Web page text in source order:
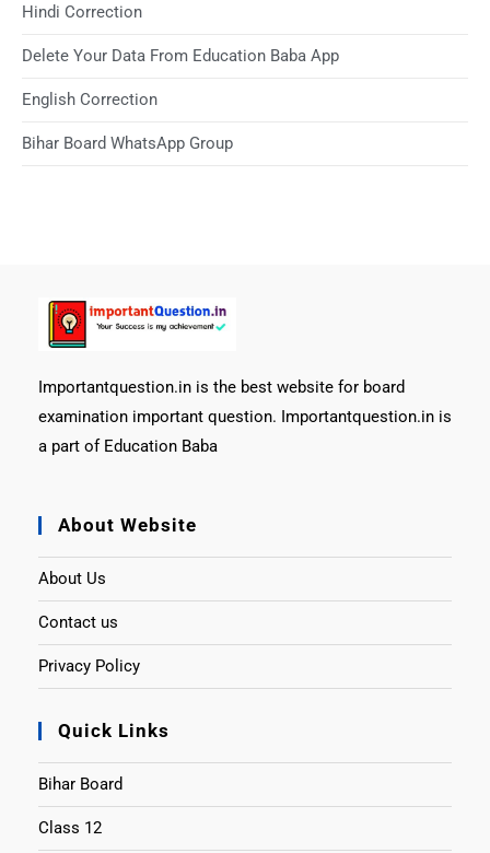
Hindi Correction
Delete Your Data From Education Baba App
English Correction
Bihar Board WhatsApp Group
Importantquestion.in is the best website for board
examination important question. Importantquestion.in is
a part of Education Baba
About Website
About Us
Contact us
Privacy Policy
Quick Links
Bihar Board
Class 12